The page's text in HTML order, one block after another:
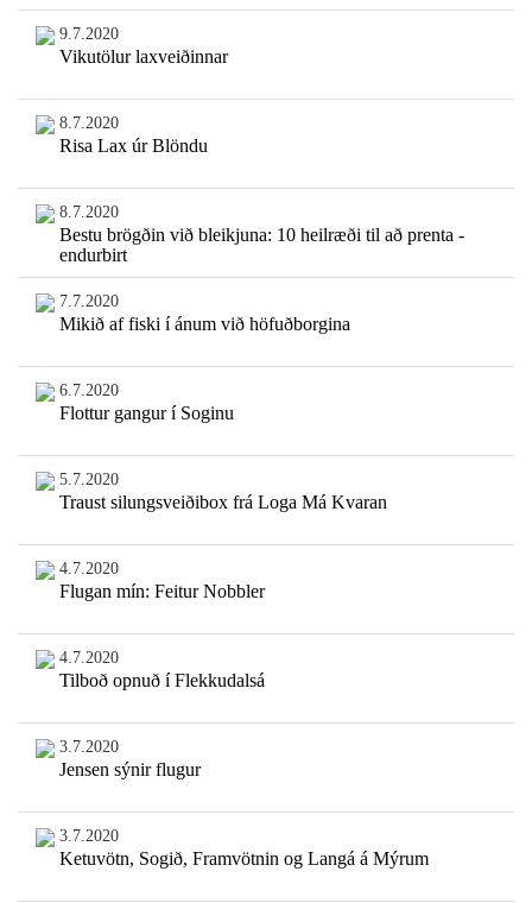
9.7.2020
Vikutölur laxveiðinnar
8.7.2020
Risa Lax úr Blöndu
8.7.2020
Bestu brögðin við bleikjuna: 10 heilræði til að prenta -
endurbirt
7.7.2020
Mikið af fiski í ánum við höfuðborgina
6.7.2020
Flottur gangur í Soginu
5.7.2020
Traust silungsveiðibox frá Loga Má Kvaran
4.7.2020
Flugan mín: Feitur Nobbler
4.7.2020
Tilboð opnuð í Flekkudalsá
3.7.2020
Jensen sýnir flugur
3.7.2020
Ketuvötn, Sogið, Framvötnin og Langá á Mýrum